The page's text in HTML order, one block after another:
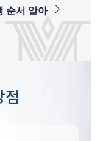
순서 알아
점